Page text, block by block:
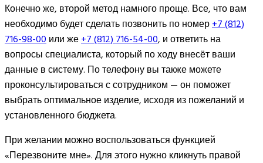
Конечно же, второй метод намного проще. Все, что вам
необходимо будет сделать позвонить по номер+7 (812)
716-98-00или же+7 (812) 716-54-00, и ответить на
вопросы специалиста, который по ходу внесёт ваши
данные в систему. По телефону вы также можете
проконсультироваться с сотрудником — он поможет
выбрать оптимальное изделие, исходя из пожеланий и
установленного бюджета.
При желании можно воспользоваться функцией
«Перезвоните мне». Для этого нужно кликнуть правой